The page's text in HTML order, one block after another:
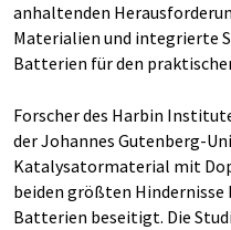
anhaltenden
Materialien und integrierte
Batterien für den
Forscher des Harbin
der Johannes Gutenberg-
Katalysatormaterial mit
beiden größten Hindernisse
Batterien beseitigt. Die